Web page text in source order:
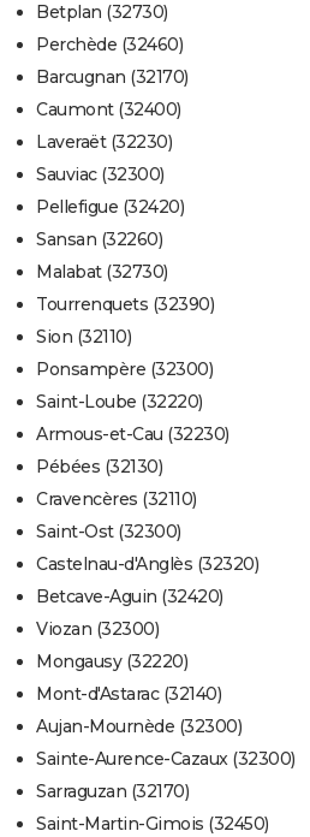
Betplan (32730)
Perchède (32460)
Barcugnan (32170)
Caumont (32400)
Laveraët (32230)
Sauviac (32300)
Pellefigue (32420)
Sansan (32260)
Malabat (32730)
Tourrenquets (32390)
Sion (32110)
Ponsampère (32300)
Saint-Loube (32220)
Armous-et-Cau (32230)
Pébées (32130)
Cravencères (32110)
Saint-Ost (32300)
Castelnau-d'Anglès (32320)
Betcave-Aguin (32420)
Viozan (32300)
Mongausy (32220)
Mont-d'Astarac (32140)
Aujan-Mournède (32300)
Sainte-Aurence-Cazaux (32300)
Sarraguzan (32170)
Saint-Martin-Gimois (32450)